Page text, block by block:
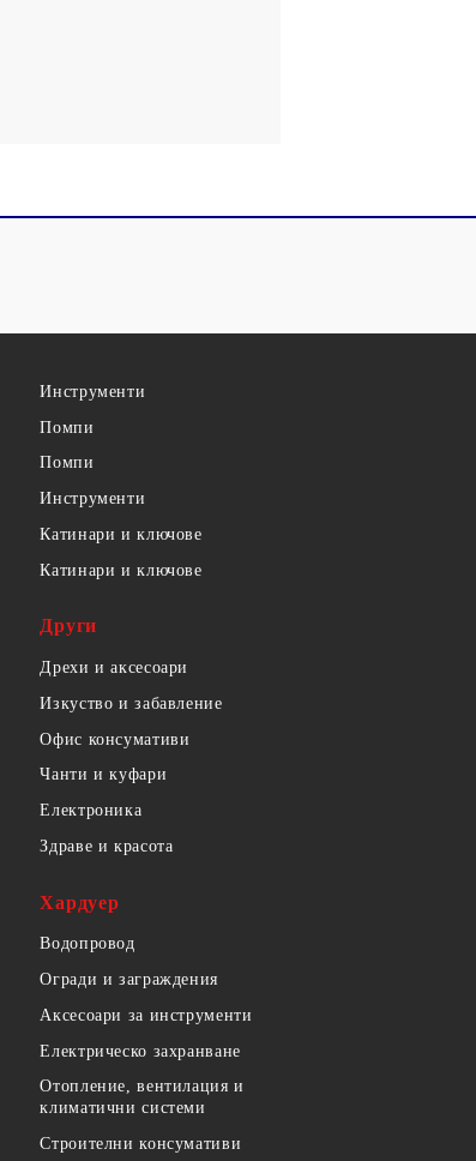
Инструменти
Помпи
Помпи
Инструменти
Катинари и ключове
Катинари и ключове
Други
Дрехи и аксесоари
Изкуство и забавление
Офис консумативи
Чанти и куфари
Електроника
Здраве и красота
Хардуер
Водопровод
Огради и заграждения
Аксесоари за инструменти
Електрическо захранване
Отопление, вентилация и
климатични системи
Строителни консумативи